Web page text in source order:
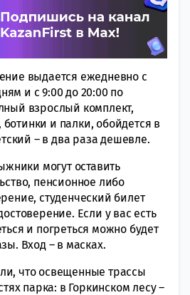
выдается ежедневно с
и с 9:00 до 20:00 по
взрослый комплект,
и палки, обойдется в
– в два раза дешевле.
могут оставить
пенсионное либо
студенческий билет
Если у вас есть
и погреться можно будет
Вход – в масках.
что освещенные трассы
парка: в Горкинском лесу –